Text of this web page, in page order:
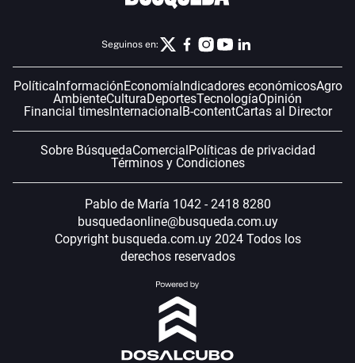
Seguinos en:
PolíticaInformaciónEconomíaIndicadores económicosAgro
AmbienteCulturaDeportesTecnologíaOpinión
Financial timesInternacionalB-contentCartas al Director
Sobre BúsquedaComercialPolíticas de privacidad
Términos y Condiciones
Pablo de María 1042 - 2418 8280
busquedaonline@busqueda.com.uy
Copyright busqueda.com.uy 2024 Todos los
derechos reservados